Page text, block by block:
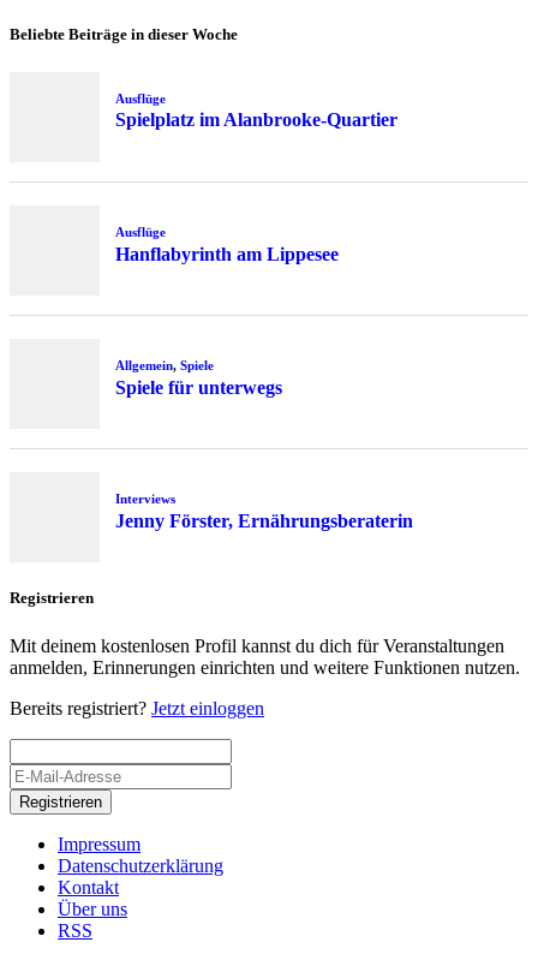
Beliebte Beiträge in dieser Woche
Ausflüge
Spielplatz im Alanbrooke-Quartier
Ausflüge
Hanflabyrinth am Lippesee
Allgemein, Spiele
Spiele für unterwegs
Interviews
Jenny Förster, Ernährungsberaterin
Registrieren
Mit deinem kostenlosen Profil kannst du dich für Veranstaltungen
anmelden, Erinnerungen einrichten und weitere Funktionen nutzen.
Bereits registriert? Jetzt einloggen
Registrieren
Impressum
Datenschutzerklärung
Kontakt
Über uns
RSS